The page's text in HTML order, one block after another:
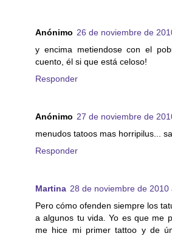
Anónimo 26 de noviembre de
y encima metiendose con el
cuento, él si que está celoso!
Responder
Anónimo 27 de noviembre de
menudos tatoos mas horripilus...
Responder
Martina 28 de noviembre de 2010
Pero cómo ofenden siempre los
a algunos tu vida. Yo es que me
me hice mi primer tattoo y de